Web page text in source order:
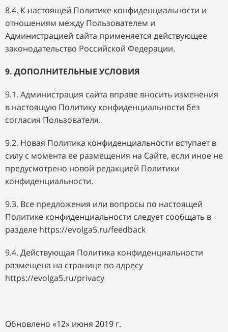
8.4. К настоящей Политике конфиденциальности и
отношениям между Пользователем и
Администрацией сайта применяется действующее
законодательство Российской Федерации.
9. ДОПОЛНИТЕЛЬНЫЕ УСЛОВИЯ
9.1. Администрация сайта вправе вносить изменения
в настоящую Политику конфиденциальности без
согласия Пользователя.
9.2. Новая Политика конфиденциальности вступает в
силу с момента ее размещения на Сайте, если иное не
предусмотрено новой редакцией Политики
конфиденциальности.
9.3. Все предложения или вопросы по настоящей
Политике конфиденциальности следует сообщать в
разделе https://evolga5.ru/feedback
9.4. Действующая Политика конфиденциальности
размещена на странице по адресу
https://evolga5.ru/privacy
Обновлено «12» июня 2019 г.